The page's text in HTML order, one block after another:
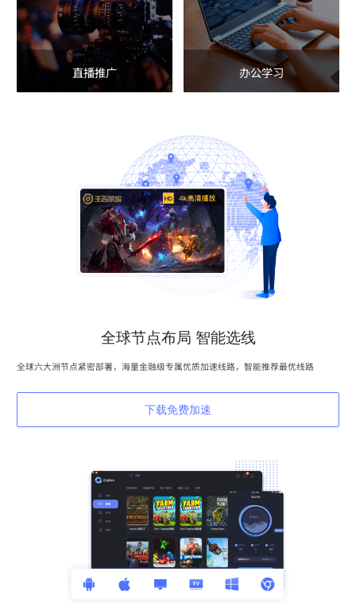
直播推广 办公学习
全球节点布局 智能选线
全球六大洲节点紧密部署，海量金融级专属优质加速线路，智能推荐最优线路
下载免费加速